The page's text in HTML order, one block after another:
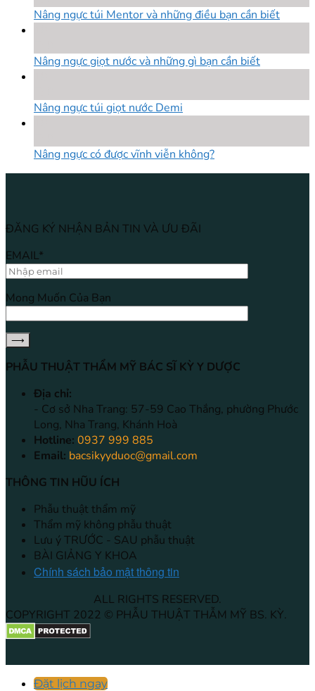
Nâng ngực túi Mentor và những điều bạn cần biết
Nâng ngực giọt nước và những gì bạn cần biết
Nâng ngực túi giọt nước Demi
Nâng ngực có được vĩnh viễn không?
ĐĂNG KÝ NHẬN BẢN TIN VÀ ƯU ĐÃI
EMAIL*
Mong Muốn Của Bạn
PHẪU THUẬT THẨM MỸ BÁC SĨ KỲ Y DƯỢC
Địa chỉ:
- Cơ sở Nha Trang: 57-59 Cao Thắng, phường Phước
Long, Nha Trang, Khánh Hoà
Hotline: 0937 999 885
Email: bacsikyyduoc@gmail.com
THÔNG TIN HŨU ÍCH
Phẫu thuật thẩm mỹ
Thẩm mỹ không phẫu thuật
Lưu ý TRƯỚC - SAU phẫu thuật
BÀI GIẢNG Y KHOA
Chính sách bảo mật thông tin
ALL RIGHTS RESERVED.
COPYRIGHT 2022 © PHẪU THUẬT THẪM MỸ BS. KỲ.
Đặt lịch ngay